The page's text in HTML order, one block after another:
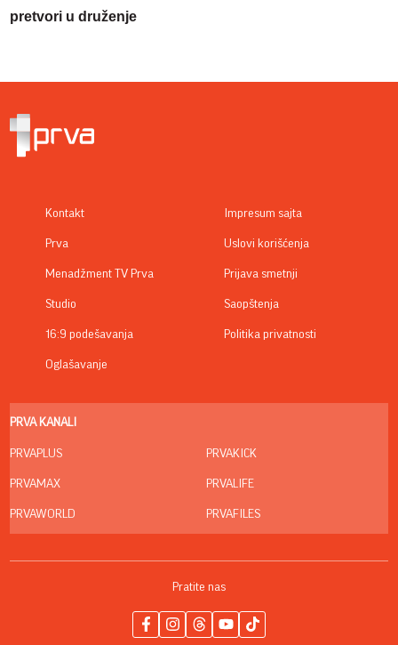
pretvori u druženje
Kontakt
Prva
Menadžment TV Prva
Studio
16:9 podešavanja
Oglašavanje
Impresum sajta
Uslovi korišćenja
Prijava smetnji
Saopštenja
Politika privatnosti
PRVA KANALI
PRVAPLUS
PRVAMAX
PRVAWORLD
PRVAKICK
PRVALIFE
PRVAFILES
Pratite nas